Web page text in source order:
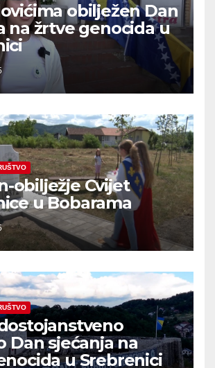
obilježen Dan
na žrtve genocida u
obilježje Cvijet
u Bobarama
Dan sjećanja na
u Srebrenici